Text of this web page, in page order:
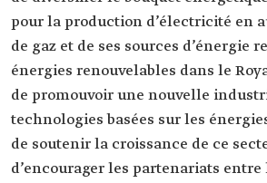
pour la production d’électricité en
de gaz et de ses sources d’énergie
énergies renouvelables dans le
de promouvoir une nouvelle
technologies basées sur les
de soutenir la croissance de ce
d’encourager les partenariats entre